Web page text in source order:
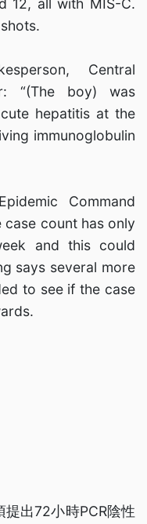
12, all with MIS-C.
Central
“(The boy) was
hepatitis at the
immunoglobulin
Command
case count has only
and this could
says several more
to see if the case
提出72小時PCR陰性